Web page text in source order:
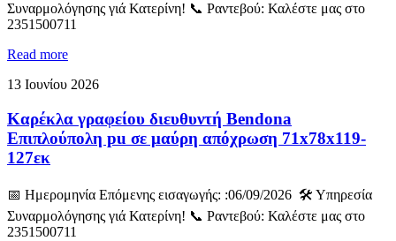
Συναρμολόγησης γιά Κατερίνη! 📞 Ραντεβού: Καλέστε μας στο
2351500711
Read more
13 Ιουνίου 2026
Καρέκλα γραφείου διευθυντή Bendona
Επιπλούπολη pu σε μαύρη απόχρωση 71x78x119-
127εκ
📅 Ημερομηνία Επόμενης εισαγωγής: :06/09/2026 🛠️ Υπηρεσία
Συναρμολόγησης γιά Κατερίνη! 📞 Ραντεβού: Καλέστε μας στο
2351500711